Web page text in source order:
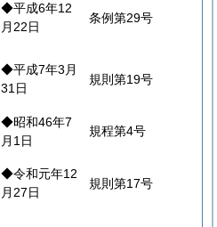
◆平成6年12
月22日
条例第29号
◆平成7年3月
31日
規則第19号
◆昭和46年7
月1日
規程第4号
◆令和元年12
月27日
規則第17号